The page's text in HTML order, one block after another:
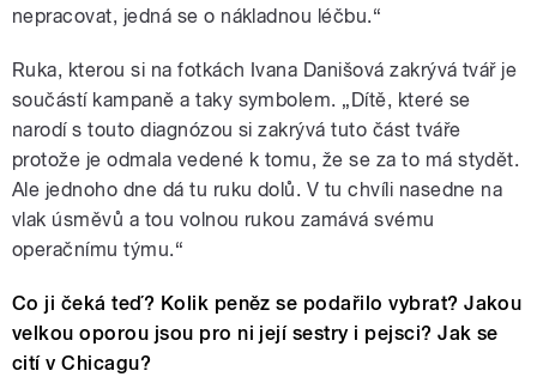
nepracovat, jedná se o nákladnou léčbu.“
Ruka, kterou si na fotkách Ivana Danišová zakrývá tvář je
součástí kampaně a taky symbolem. „Dítě, které se
narodí s touto diagnózou si zakrývá tuto část tváře
protože je odmala vedené k tomu, že se za to má stydět.
Ale jednoho dne dá tu ruku dolů. V tu chvíli nasedne na
vlak úsměvů a tou volnou rukou zamává svému
operačnímu týmu.“
Co ji čeká teď? Kolik peněz se podařilo vybrat? Jakou
velkou oporou jsou pro ni její sestry i pejsci? Jak se
cití v Chicagu?